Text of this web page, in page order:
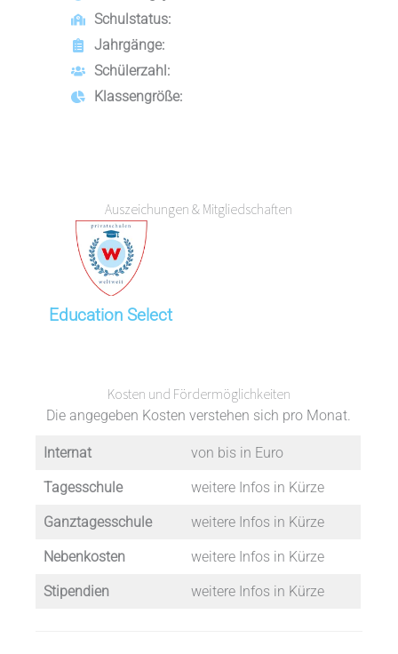
Schulstatus:
Jahrgänge:
Schülerzahl:
Klassengröße:
Auszeichungen & Mitgliedschaften
Education Select
Kosten und Fördermöglichkeiten
Die angegeben Kosten verstehen sich pro Monat.
Internat von bis in Euro
Tagesschule weitere Infos in Kürze
Ganztagesschule weitere Infos in Kürze
Nebenkosten weitere Infos in Kürze
Stipendien weitere Infos in Kürze